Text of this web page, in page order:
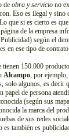
de obra y servicio no
Eso es ilegal y
que si es cierto es
de la empresa
según el
en ese tipo de
150.000
Alcampo, por ejemplo,
solo algunos, es decir
de persona
(según sus
la marca del
de sus redes
también es